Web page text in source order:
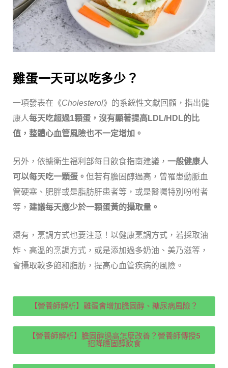
雞蛋一天可以吃多少？
一項發表在《Cholesterol》的系統性文獻回顧，指出健
康人每天吃超過1顆蛋，沒有顯著提高LDL/HDL的比
值，整體心血管風險也不一定增加。
另外，依據衛生福利部每日飲食指南建議， 一般健康人
可以每天吃一顆蛋。 但若有膽固醇過高，曾罹患動脈血
管硬塞、肥胖或是脂肪肝患者等，或是醫囑特別吩咐者
等， 建議每天應少於一顆蛋黃的攝取量。
還有， 烹調方式也要注意！ 以健康烹調方式，若採取油
炸、高溫的烹調方式，或是添加過多奶油、美乃滋等，
會攝取較多飽和脂肪，提高心血管疾病的風險。
【營養師解析】雞蛋會增加膽固醇、糖尿病風險？
【營養師解析】膽固醇過高怎麼改善？營養師傳授5
招降膽固醇飲食